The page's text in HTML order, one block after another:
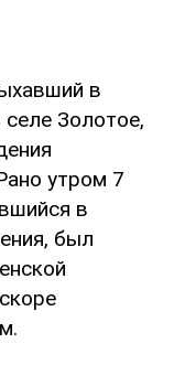
в
Золотое,
утром 7
в
был